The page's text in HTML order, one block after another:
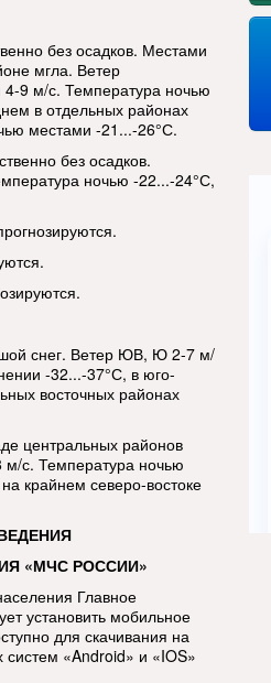
без осадков. Местами
мгла. Ветер
4-9 м/с. Температура ночью
в отдельных районах
местами -21...-26°С.
без осадков.
ночью -22...-24°С,
снег. Ветер ЮВ, Ю 2-7 м/
-32...-37°С, в юго-
восточных районах
центральных районов
с. Температура ночью
крайнем северо-востоке
«МЧС РОССИИ»
Главное
установить мобильное
для скачивания на
«Android» и «IOS»